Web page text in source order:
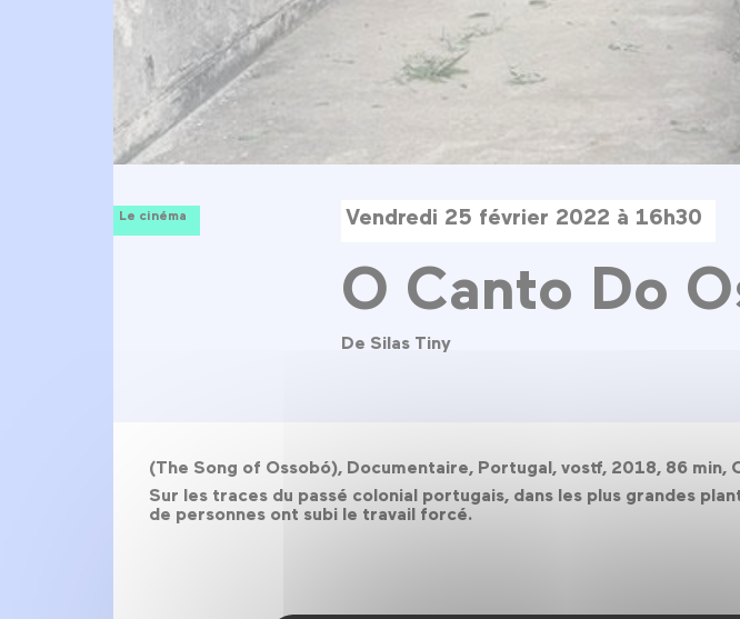
Le cinéma Vendredi 25 février 2022 à 16h30
O Canto Do
De Silas Tiny
(The Song of Ossobó), Documentaire, Portugal, vostf, 2018, 86 min,
Sur les traces du passé colonial portugais, dans les plus grandes
de personnes ont subi le travail forcé.